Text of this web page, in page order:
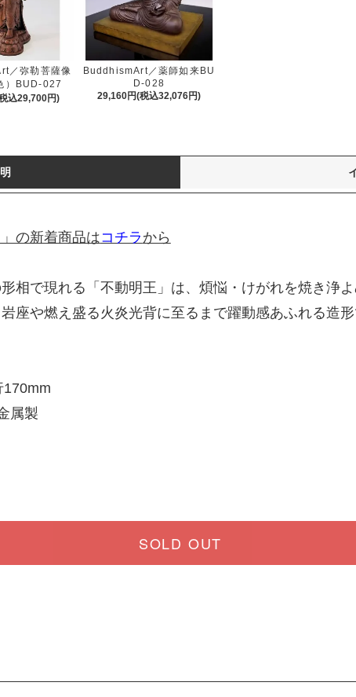
／弥勒菩薩像
）BUD-027
込29,700円)
BuddhismArt／薬師如来BU
D-028
29,160円(税込32,076円)
の新着商品はコチラ から
相で現れる「不動明王」は、煩悩・けがれを焼き浄
座や燃え盛る火炎光背に至るまで躍動感あふれる造
属製
SOLD OUT